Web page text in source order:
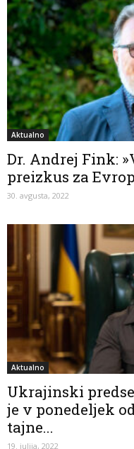
Aktualno
Dr. Andrej Fink:
preizkus za
30. avgusta, 2022
Aktualno
Ukrajinski
je v ponedeljek
tajne...
19. julija, 2022